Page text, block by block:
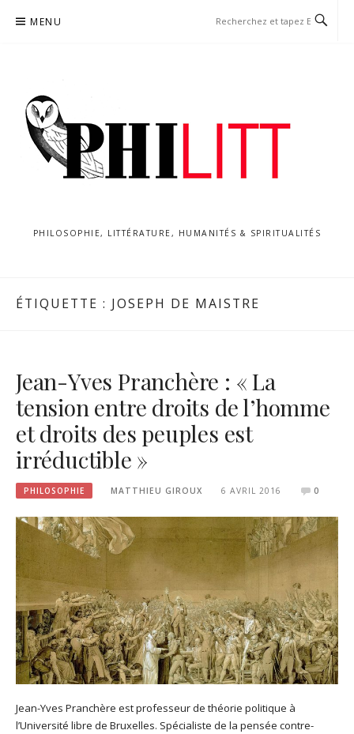
MENU
PHILOSOPHIE, LITTÉRATURE, HUMANITÉS & SPIRITUALITÉS
ÉTIQUETTE : JOSEPH DE MAISTRE
Jean-Yves Pranchère : « La
tension entre droits de l’homme
et droits des peuples est
irréductible »
PHILOSOPHIE MATTHIEU GIROUX 6 AVRIL 2016 0
Jean-Yves Pranchère est professeur de théorie politique à
l’Université libre de Bruxelles. Spécialiste de la pensée contre-